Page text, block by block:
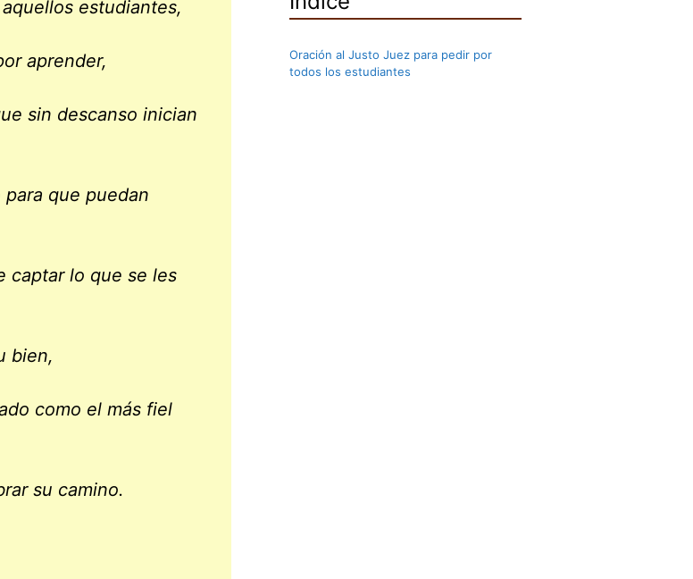
estudiantes,
aprender,
sin descanso inician
que puedan
captar lo que se les
bien,
como el más fiel
su camino.
Oración al Justo Juez para pedir por
todos los estudiantes